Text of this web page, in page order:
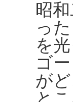
昭
っ
を
ゴ
が
と